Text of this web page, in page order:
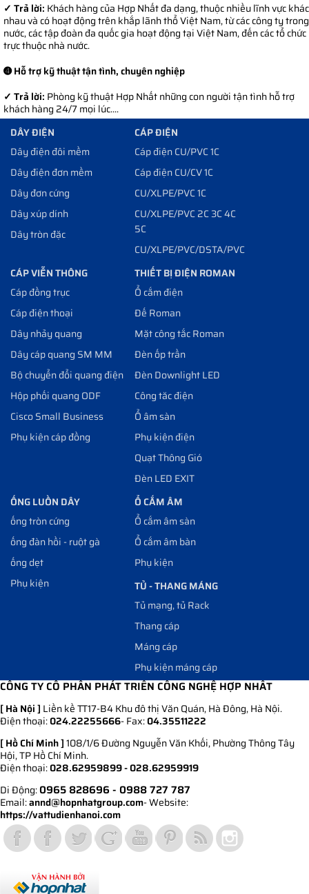
✓ Trả lời: Khách hàng của Hợp Nhất đa dạng, thuộc nhiều lĩnh vực khác
nhau và có hoạt động trên khắp lãnh thổ Việt Nam, từ các công ty trong
nước, các tập đoàn đa quốc gia hoạt động tại Việt Nam, đến các tổ chức
trực thuộc nhà nước.
➍ Hỗ trợ kỹ thuật tận tình, chuyên nghiệp
✓ Trả lời: Phòng kỹ thuật Hợp Nhất những con người tận tình hỗ trợ
khách hàng 24/7 mọi lúc....
DÂY ĐIỆN
Dây điện đôi mềm
Dây điện đơn mềm
Dây đơn cứng
Dây xúp dính
Dây tròn đặc
CÁP ĐIỆN
Cáp điện CU/PVC 1C
Cáp điện CU/CV 1C
CU/XLPE/PVC 1C
CU/XLPE/PVC 2C 3C 4C
5C
CU/XLPE/PVC/DSTA/PVC
CÁP VIỄN THÔNG
Cáp đồng trục
Cáp điện thoại
Dây nhảy quang
Dây cáp quang SM MM
Bộ chuyển đổi quang điện
Hộp phối quang ODF
Cisco Small Business
Phụ kiện cáp đồng
THIẾT BỊ ĐIỆN ROMAN
Ổ cắm điện
Đế Roman
Mặt công tắc Roman
Đèn ốp trần
Đèn Downlight LED
Công tăc điện
Ổ âm sàn
Phụ kiện điện
Quạt Thông Gió
Đèn LED EXIT
ỐNG LUỒN DÂY
ống tròn cứng
ống đàn hồi - ruột gà
ống dẹt
Phụ kiện
Ổ CẮM ÂM
Ổ cắm âm sàn
Ổ cắm âm bàn
Phụ kiện
TỦ - THANG MÁNG
Tủ mạng, tủ Rack
Thang cáp
Máng cáp
Phụ kiện máng cáp
CÔNG TY CỔ PHẦN PHÁT TRIỂN CÔNG NGHỆ HỢP NHẤT
[ Hà Nội ] Liền kề TT17-B4 Khu đô thị Văn Quán, Hà Đông, Hà Nội.
Điện thoại:024.22255666- Fax:04.35511222
[ Hồ Chí Minh ]108/1/6 Đường Nguyễn Văn Khối, Phường Thông Tây
Hội, TP Hồ Chí Minh.
Điện thoại:028.62959899 - 028.62959919
Di Động:0965 828696 - 0988 727 787
Email:annd@hopnhatgroup.com- Website:
https://vattudienhanoi.com